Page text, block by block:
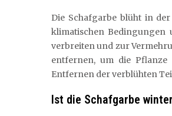
Die Schafgarbe blüht in
klimatischen Bedingungen
verbreiten und zur
entfernen, um die
Entfernen der verblühten
Ist die Schafgarbe